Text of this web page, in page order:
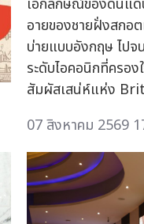
เอกลักษณ์ของดินแ
อายของชายฝั่งสกอ
บ่ายแบบอังกฤษ ไป
ระดับไอคอนิกที่ครอง
สัมผัสเสน่ห์แห่ง
07 สิงหาคม 2569